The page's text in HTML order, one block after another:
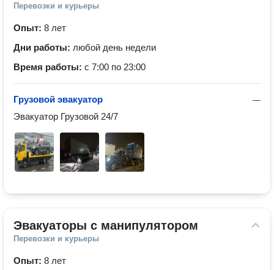
Перевозки и курьеры
Опыт: 8 лет
Дни работы: любой день недели
Время работы: с 7:00 по 23:00
—
Грузовой эвакуатор
Эвакуатор Грузовой 24/7
Эвакуаторы с манипулятором
Перевозки и курьеры
Опыт: 8 лет